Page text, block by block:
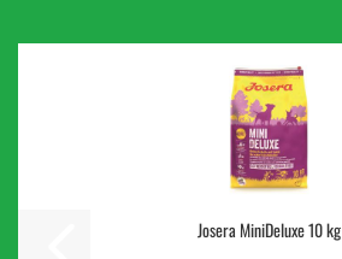
Josera MiniDeluxe 10 kg